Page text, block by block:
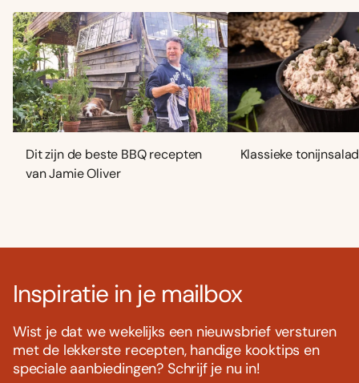
Dit zijn de beste BBQ recepten
van Jamie Oliver
Klassieke
Inspiratie in je mailbox
Wist je dat we wekelijks een nieuwsbrief versturen
met de lekkerste recepten, handige kooktips en
speciale aanbiedingen? Schrijf je nu in!